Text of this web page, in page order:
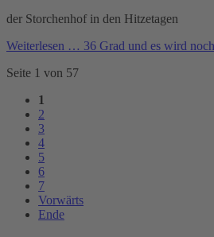
der Storchenhof in den Hitzetagen
Weiterlesen … 36 Grad und es wird
Seite 1 von 57
1
2
3
4
5
6
7
Vorwärts
Ende